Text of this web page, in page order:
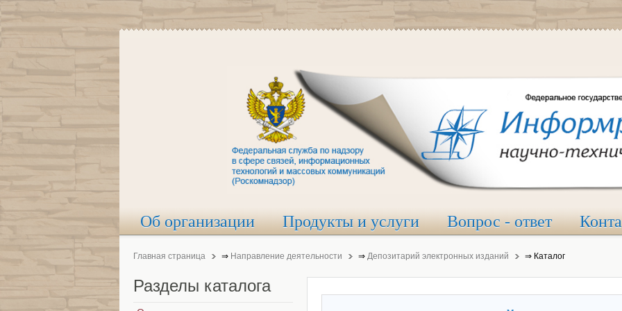
Об организации Продукты и услуги Вопрос - ответ
Главная страница ⇒ Направление деятельности ⇒ Депозитарий электронных изданий ⇒ Каталог
Разделы каталога